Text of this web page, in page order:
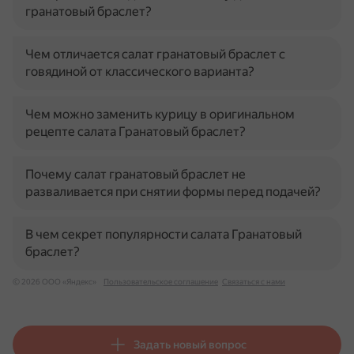
гранатовый браслет?
Чем отличается салат гранатовый браслет с
говядиной от классического варианта?
Чем можно заменить курицу в оригинальном
рецепте салата Гранатовый браслет?
Почему салат гранатовый браслет не
разваливается при снятии формы перед подачей?
В чем секрет популярности салата Гранатовый
браслет?
© 2026 ООО «Яндекс» Пользовательское соглашение Связаться с нами
Задать новый вопрос